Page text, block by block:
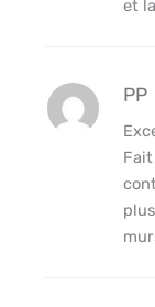
et
PP